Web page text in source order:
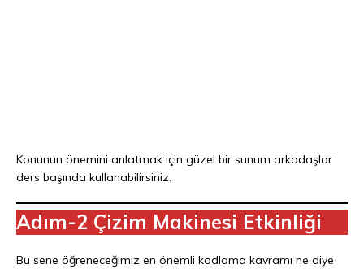
Konunun önemini anlatmak için güzel bir sunum arkadaşlar
ders başında kullanabilirsiniz.
Adım-2 Çizim Makinesi Etkinliği
Bu sene öğreneceğimiz en önemli kodlama kavramı ne diye